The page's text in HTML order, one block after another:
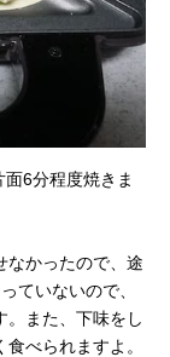
6分程度焼きま
なかったので、途
ていないので、
。また、下味をし
べられますよ。